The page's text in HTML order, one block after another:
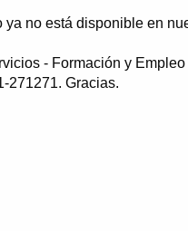
no está disponible en
- Formación y
271271. Gracias.